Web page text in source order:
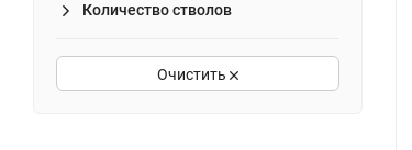
Количество стволов
Очистить